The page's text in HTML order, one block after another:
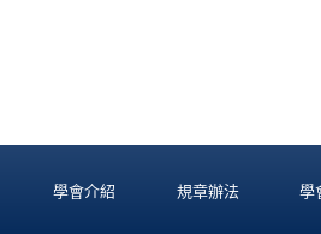
學會介紹 規章辦法 學